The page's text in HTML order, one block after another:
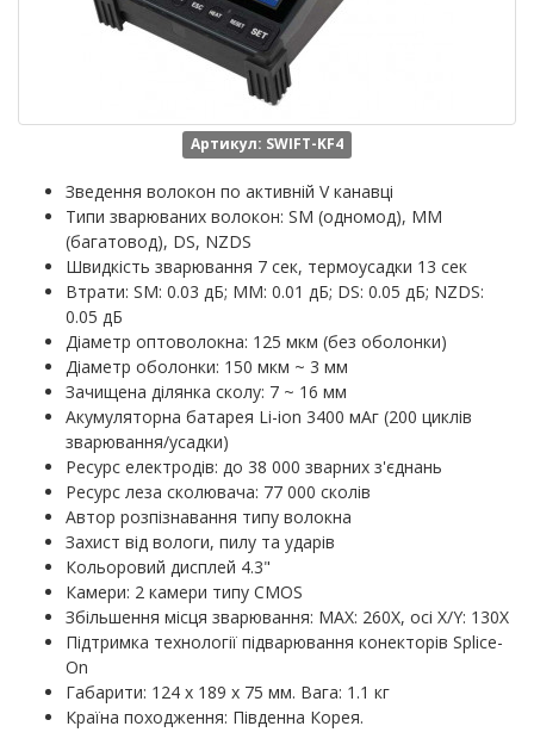
Артикул: SWIFT-KF4
Зведення волокон по активній V канавці
Типи зварюваних волокон: SM (одномод), MM
(багатовод), DS, NZDS
Швидкість зварювання 7 сек, термоусадки 13 сек
Втрати: SM: 0.03 дБ; MM: 0.01 дБ; DS: 0.05 дБ; NZDS:
0.05 дБ
Діаметр оптоволокна: 125 мкм (без оболонки)
Діаметр оболонки: 150 мкм ~ 3 мм
Зачищена ділянка сколу: 7 ~ 16 мм
Акумуляторна батарея Li-ion 3400 мАг (200 циклів
зварювання/усадки)
Ресурс електродів: до 38 000 зварних з'єднань
Ресурс леза сколювача: 77 000 сколів
Автор розпізнавання типу волокна
Захист від вологи, пилу та ударів
Кольоровий дисплей 4.3"
Камери: 2 камери типу CMOS
Збільшення місця зварювання: MAX: 260X, осі X/Y: 130X
Підтримка технології підварювання конекторів Splice-
On
Габарити: 124 х 189 х 75 мм. Вага: 1.1 кг
Країна походження: Південна Корея.